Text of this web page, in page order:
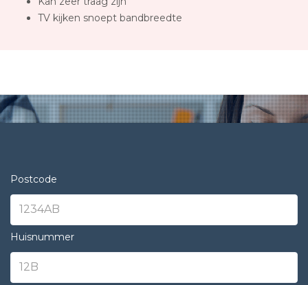
TV kijken snoept bandbreedte
Postcode
Huisnummer